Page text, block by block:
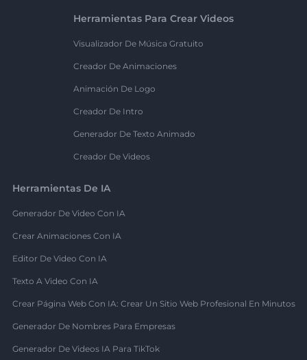
Herramientas Para Crear Videos
Visualizador De Música Gratuito
Creador De Animaciones
Animación De Logo
Creador De Intro
Generador De Texto Animado
Creador De Videos
Herramientas De IA
Generador De Video Con IA
Crear Animaciones Con IA
Editor De Video Con IA
Texto A Video Con IA
Crear Página Web Con IA: Crear Un Sitio Web Profesional En Minutos
Generador De Nombres Para Empresas
Generador De Videos IA Para TikTok